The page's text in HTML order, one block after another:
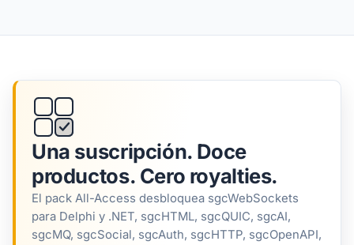
Una suscripción. Doce
productos. Cero royalties.
El pack All-Access desbloquea sgcWebSockets
para Delphi y .NET, sgcHTML, sgcQUIC, sgcAI,
sgcMQ, sgcSocial, sgcAuth, sgcHTTP, sgcOpenAPI,